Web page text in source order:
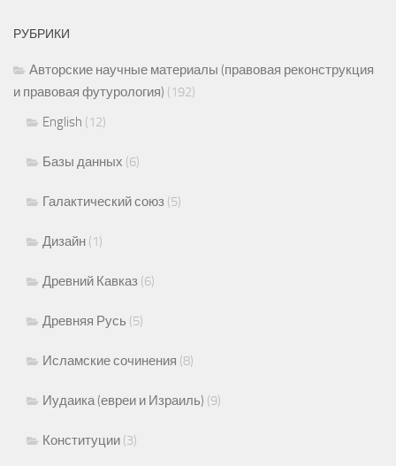
РУБРИКИ
Авторские научные материалы (правовая реконструкция
и правовая футурология) (192)
English (12)
Базы данных (6)
Галактический союз (5)
Дизайн (1)
Древний Кавказ (6)
Древняя Русь (5)
Исламские сочинения (8)
Иудаика (евреи и Израиль) (9)
Конституции (3)